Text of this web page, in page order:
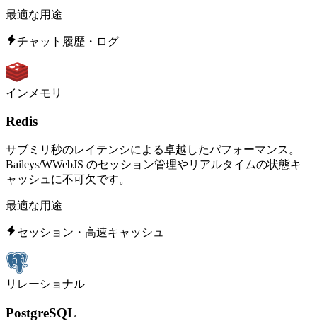
最適な用途
チャット履歴・ログ
インメモリ
Redis
サブミリ秒のレイテンシによる卓越したパフォーマンス。
Baileys/WWebJS のセッション管理やリアルタイムの状態キ
ャッシュに不可欠です。
最適な用途
セッション・高速キャッシュ
リレーショナル
PostgreSQL